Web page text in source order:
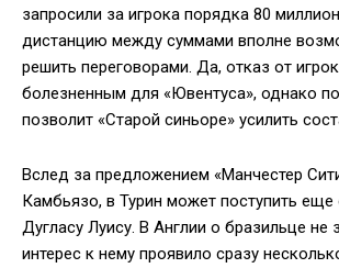
запросили за игрока порядка 80
дистанцию между суммами вполне
решить переговорами. Да, отказ от
болезненным для «Ювентуса», однако
позволит «Старой синьоре» усилить
Вслед за предложением «Манчестер
Камбьязо, в Турин может поступить
Дугласу Луису. В Англии о бразильце не
интерес к нему проявило сразу